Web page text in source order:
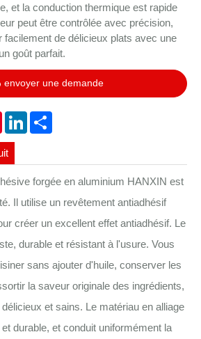
et la conduction thermique est rapide
peut être contrôlée avec précision,
facilement de délicieux plats avec une
goût parfait.
envoyer une demande
PinterestLinkedIn
forgée en aluminium HANXIN est
Il utilise un revêtement antiadhésif
créer un excellent effet antiadhésif. Le
durable et résistant à l'usure. Vous
sans ajouter d'huile, conserver les
la saveur originale des ingrédients,
et sains. Le matériau en alliage
durable, et conduit uniformément la